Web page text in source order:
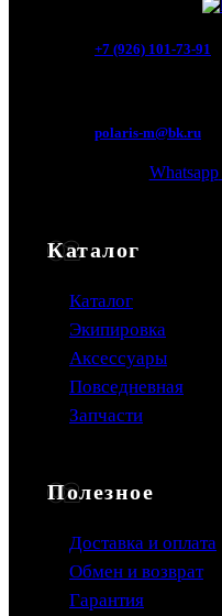
+7 (926) 101-73-91
polaris-m@bk.ru
Whatsapp
Каталог
Каталог
Экипировка
Аксессуары
Повседневная
Запчасти
Полезное
Доставка и оплата
Обмен и возврат
Гарантия